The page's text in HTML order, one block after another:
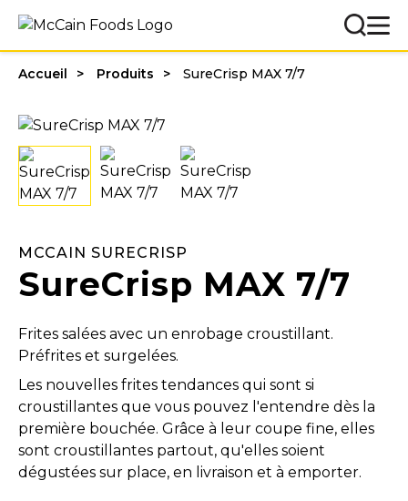
Accueil Produits SureCrisp MAX 7/7
MCCAIN SURECRISP
SureCrisp MAX 7/7
Frites salées avec un enrobage croustillant.
Préfrites et surgelées.
Les nouvelles frites tendances qui sont si
croustillantes que vous pouvez l'entendre dès la
première bouchée. Grâce à leur coupe fine, elles
sont croustillantes partout, qu'elles soient
dégustées sur place, en livraison et à emporter.